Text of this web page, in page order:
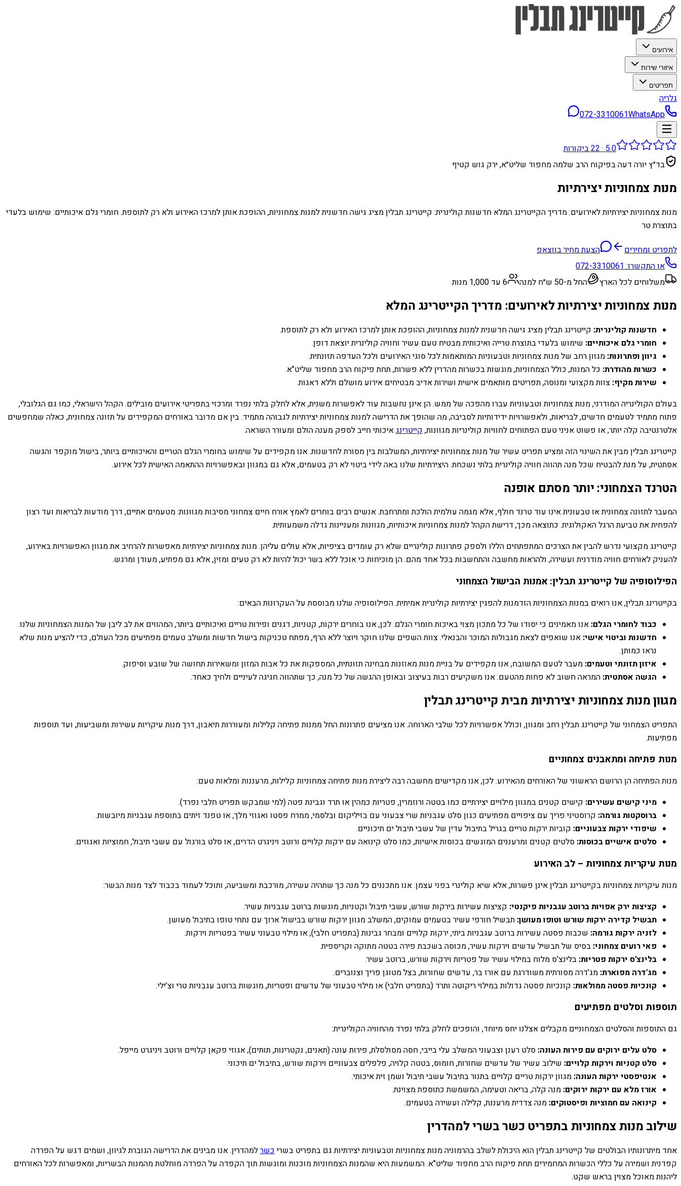
אירועים
איזורי שירות
תפריטים
גלריה
072-3310061WhatsApp
5.0
·
22ביקורות
בד״ץ יורה דעה בפיקוח הרב שלמה מחפוד שליט״א, ירק גוש קטיף
מנות צמחוניות יצירתיות
מנות צמחוניות יצירתיות לאירועים: מדריך הקייטרינג המלא חדשנות קולינרית: קייטרינג תבלין מציג גישה חדשנית למנות צמחוניות, ההופכת אותן למרכז האירוע ולא רק לתוספת. חומרי גלם איכותיים: שימוש בלעדי
בתוצרת טר
לתפריט ומחירים
הצעת מחיר בווצאפ
או התקשרו:072-3310061
משלוחים לכל הארץ
החל מ-50 ש״ח למנה 6 עד 1,000 מנות
מנות צמחוניות יצירתיות לאירועים: מדריך הקייטרינג המלא
חדשנות קולינרית: קייטרינג תבלין מציג גישה חדשנית למנות צמחוניות, ההופכת אותן למרכז האירוע ולא רק לתוספת.
חומרי גלם איכותיים: שימוש בלעדי בתוצרת טרייה ואיכותית מבטיח טעם עשיר וחוויה קולינרית יוצאת דופן.
גיוון ופתרונות: מגוון רחב של מנות צמחוניות וטבעוניות המותאמות לכל סוגי האירועים ולכל העדפה תזונתית.
כשרות מהודרת: כל המנות, כולל הצמחוניות, מוגשות בכשרות מהדרין ללא פשרות, תחת פיקוח הרב מחפוד שליט"א.
שירות מקיף: צוות מקצועי ומנוסה, תפריטים מותאמים אישית ושירות אדיב מבטיחים אירוע מושלם וללא דאגות.
בעולם הקולינריה המודרני, מנות צמחוניות וטבעוניות עברו מהפכה של ממש. הן אינן נחשבות עוד לאפשרות משנית, אלא לחלק בלתי נפרד ומרכזי בתפריטי אירועים מובילים. הקהל הישראלי, כמו גם הגלובלי,
פתוח מתמיד לטעמים חדשים, לבריאות, ולאפשרויות ידידותיות לסביבה, מה שהופך את הדרישה למנות צמחוניות יצירתיות לגבוהה מתמיד. בין אם מדובר באורחים המקפידים על תזונה צמחונית, כאלה שמחפשים
אלטרנטיבה קלה יותר, או פשוט אניני טעם הפתוחים לחוויות קולינריות מגוונות, קייטרינגאיכותי חייב לספק מענה הולם ומעורר השראה.
קייטרינג תבלין מבין את השינוי הזה ומציע תפריט עשיר של מנות צמחוניות יצירתיות, המשלבות בין מסורת לחדשנות. אנו מקפידים על שימוש בחומרי הגלם הטריים והאיכותיים ביותר, בישול מוקפד והגשה
אסתטית, על מנת להבטיח שכל מנה תהווה חוויה קולינרית בלתי נשכחת. היצירתיות שלנו באה לידי ביטוי לא רק בטעמים, אלא גם במגוון ובאפשרויות ההתאמה האישית לכל אירוע.
הטרנד הצמחוני: יותר מסתם אופנה
המעבר לתזונה צמחונית או טבעונית אינו עוד טרנד חולף, אלא מגמה עולמית הולכת ומתרחבת. אנשים רבים בוחרים לאמץ אורח חיים צמחוני מסיבות מגוונות: מטעמים אתיים, דרך מודעות לבריאות ועד רצון
להפחית את טביעת הרגל האקולוגית. כתוצאה מכך, דרישת הקהל למנות צמחוניות איכותיות, מגוונות ומעניינות גדלה משמעותית.
קייטרינג מקצועי נדרש להבין את הצרכים המתפתחים הללו ולספק פתרונות קולינריים שלא רק עומדים בציפיות, אלא עולים עליהן. מנות צמחוניות יצירתיות מאפשרות להרחיב את מגוון האפשרויות באירוע,
להעניק לאורחים חוויה מודרנית ועשירה, ולהראות מחשבה והתחשבות בכל אחד מהם. הן מוכיחות כי אוכל ללא בשר יכול להיות לא רק טעים ומזין, אלא גם מפתיע, מעודן ומרגש.
הפילוסופיה של קייטרינג תבלין: אמנות הבישול הצמחוני
בקייטרינג תבלין, אנו רואים במנות הצמחוניות הזדמנות להפגין יצירתיות קולינרית אמיתית. הפילוסופיה שלנו מבוססת על העקרונות הבאים:
כבוד לחומרי הגלם: אנו מאמינים כי יסודו של כל מתכון מצוי באיכות חומרי הגלם. לכן, אנו בוחרים ירקות, קטניות, דגנים ופירות טריים ואיכותיים ביותר, המהווים את לב ליבן של המנות הצמחוניות שלנו.
חדשנות וביטוי אישי: אנו שואפים לצאת מגבולות המוכר והבנאלי. צוות השפים שלנו חוקר ויוצר ללא הרף, מפתח טכניקות בישול חדשות ומשלב טעמים מפתיעים מכל העולם, כדי להציע מנות שלא
נראו כמותן.
איזון תזונתי וטעמים: מעבר לטעם המשובח, אנו מקפידים על בניית מנות מאוזנות מבחינה תזונתית, המספקות את כל אבות המזון ומשאירות תחושה של שובע וסיפוק.
הגשה אסתטית: המראה חשוב לא פחות מהטעם. אנו משקיעים רבות בעיצוב ובאופן ההגשה של כל מנה, כך שתהווה חגיגה לעיניים ולחיך כאחד.
מגוון מנות צמחוניות יצירתיות מבית קייטרינג תבלין
התפריט הצמחוני של קייטרינג תבלין רחב ומגוון, וכולל אפשרויות לכל שלבי הארוחה. אנו מציעים פתרונות החל ממנות פתיחה קלילות ומעוררות תיאבון, דרך מנות עיקריות עשירות ומשביעות, ועד תוספות
מפתיעות.
מנות פתיחה ומתאבנים צמחוניים
מנות הפתיחה הן הרושם הראשוני של האורחים מהאירוע. לכן, אנו מקדישים מחשבה רבה ליצירת מנות פתיחה צמחוניות קלילות, מרעננות ומלאות טעם:
מיני קישים עשירים: קישים קטנים במגוון מילויים יצירתיים כמו בטטה ורוזמרין, פטריות כמהין או תרד וגבינת פטה (למי שמבקש תפריט חלבי נפרד).
ברוסקטות גורמה: קרוסטיני פריך עם ציפויים מפתיעים כגון סלט עגבניות שרי צבעוני עם בזיליקום ובלסמי, ממרח פסטו ואגוזי מלך, או טפנד זיתים בתוספת עגבניות מיובשות.
שיפודי ירקות צבעוניים: קוביות ירקות טריים בגריל בתיבול עדין של עשבי תיבול ים תיכוניים.
סלטים אישיים בכוסות: סלטים קטנים ומרעננים המוגשים בכוסות אישיות, כמו סלט קינואה עם ירקות קלויים ורוטב ויניגרט הדרים, או סלט בורגול עם עשבי תיבול, חמוציות ואגוזים.
מנות עיקריות צמחוניות – לב האירוע
מנות עיקריות צמחוניות בקייטרינג תבלין אינן פשרות, אלא שיא קולינרי בפני עצמן. אנו מתכננים כל מנה כך שתהיה עשירה, מורכבת ומשביעה, ותוכל לעמוד בכבוד לצד מנות הבשר:
קציצות ירק אפויות ברוטב עגבניות פיקנטי: קציצות עשירות בירקות שורש, עשבי תיבול וקטניות, מוגשות ברוטב עגבניות עשיר.
תבשיל קדירה ירקות שורש וטופו מעושן: תבשיל חורפי עשיר בטעמים עמוקים, המשלב מגוון ירקות שורש בבישול ארוך עם נתחי טופו בתיבול מעושן.
לזניה ירקות גורמה: שכבות פסטה עשירות ברוטב עגבניות ביתי, ירקות קלויים ומבחר גבינות (בתפריט חלבי), או מילוי טבעוני עשיר בפטריות וירקות.
פאי רועים צמחוני: בסיס של תבשיל עדשים וירקות עשיר, מכוסה בשכבת פירה בטטה מתוקה וקריספית.
בלינצ'ס ירקות פטריות: בלינצ'ס מלוח במילוי עשיר של פטריות וירקות שורש, ברוטב עשיר.
מג'דרה מפוארת: מג'דרה מסורתית משודרגת עם אורז בר, עדשים שחורות, בצל מטוגן פריך וצנוברים.
קונכיות פסטה ממולאות: קונכיות פסטה גדולות במילוי ריקוטה ותרד (בתפריט חלבי) או מילוי טבעוני של עדשים ופטריות, מוגשות ברוטב עגבניות טרי וצ'ילי.
תוספות וסלטים מפתיעים
גם התוספות והסלטים הצמחוניים מקבלים אצלנו יחס מיוחד, והופכים לחלק בלתי נפרד מהחוויה הקולינרית:
סלט עלים ירוקים עם פירות העונה: סלט רענן וצבעוני המשלב עלי בייבי, חסה מסולסלת, פירות עונה (תאנים, נקטרינות, תותים), אגוזי פקאן קלויים ורוטב ויניגרט מייפל.
סלט קטניות וירקות קלויים: שילוב עשיר של עדשים שחורות, חומוס, בטטה קלויה, פלפלים צבעוניים וירקות שורש, בתיבול ים תיכוני.
אנטיפסטי ירקות העונה: מגוון ירקות טריים קלויים בתנור בתיבול עשבי תיבול ושמן זית איכותי.
אורז מלא עם ירקות ירוקים: מנה קלה, בריאה וטעימה, המשמשת כתוספת מצוינת.
קינואה עם חמוציות ופיסטוקים: מנה צדדית מרעננת, קלילה ועשירה בטעמים.
שילוב מנות צמחוניות בתפריט כשר בשרי למהדרין
אחד מיתרונותיו הבולטים של קייטרינג תבלין הוא היכולת לשלב בהרמוניה מנות צמחוניות וטבעוניות יצירתיות גם בתפריט בשריכשרלמהדרין. אנו מבינים את הדרישה הגוברת לגיוון, ושמים דגש על הפרדה
קפדנית ושמירה על כללי הכשרות המחמירים תחת פיקוח הרב מחפוד שליט"א. המשמעות היא שהמנות הצמחוניות מוכנות ומוגשות תוך הקפדה על הפרדה מוחלטת מהמנות הבשריות, ומאפשרות לכל האורחים
ליהנות מאוכל מצוין בראש שקט.